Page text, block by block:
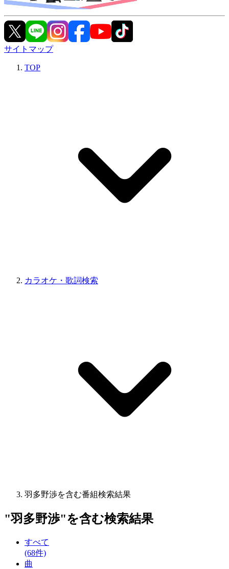
サイトマップ
TOP
カラオケ・歌詞検索
羽多野渉を含む番組検索結果
"羽多野渉"を含む検索結果
すべて
(68件)
曲